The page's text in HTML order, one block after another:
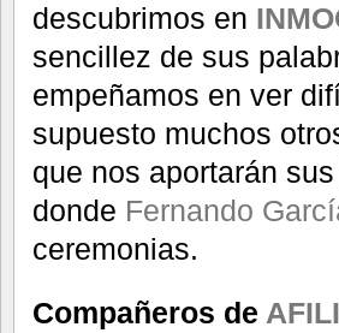
descubrimos en
sencillez de sus
empeñamos en ver
supuesto muchos
que nos aportarán
donde Fernando
ceremonias.
Compañeros de